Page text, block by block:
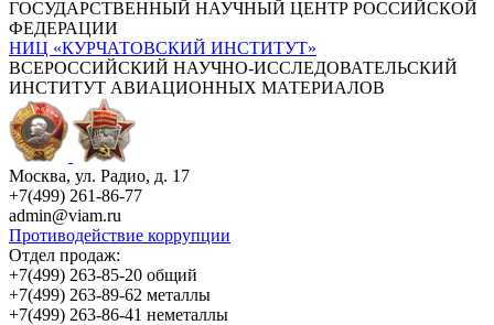
ГОСУДАРСТВЕННЫЙ НАУЧНЫЙ ЦЕНТР РОССИЙСКОЙ
ФЕДЕРАЦИИ
НИЦ «КУРЧАТОВСКИЙ ИНСТИТУТ»
ВСЕРОССИЙСКИЙ НАУЧНО-ИССЛЕДОВАТЕЛЬСКИЙ
ИНСТИТУТ АВИАЦИОННЫХ МАТЕРИАЛОВ
Москва, ул. Радио, д. 17
+7(499) 261-86-77
admin@viam.ru
Противодействие коррупции
Отдел продаж:
+7(499) 263-85-20 общий
+7(499) 263-89-62 металлы
+7(499) 263-86-41 неметаллы